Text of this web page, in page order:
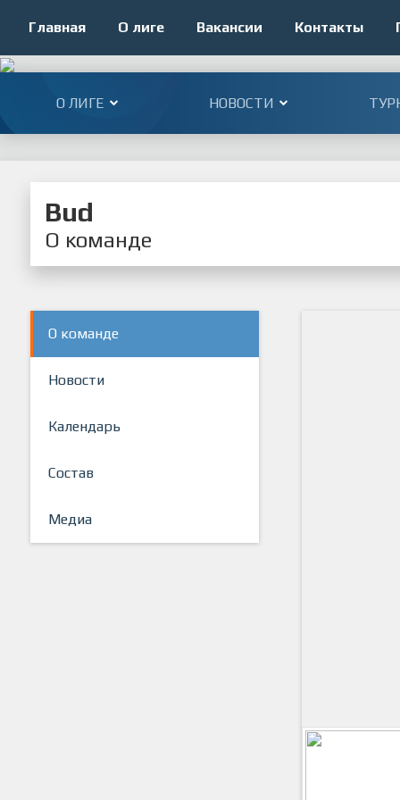
Главная О лиге Вакансии Контакты
О ЛИГЕ НОВОСТИ
Bud
О команде
О команде
Новости
Календарь
Состав
Медиа